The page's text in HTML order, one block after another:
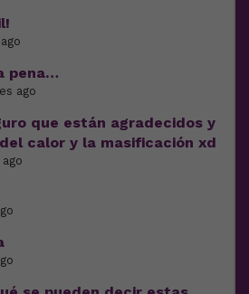
pena…
ago
que están agradecidos y
calor y la masificación xd